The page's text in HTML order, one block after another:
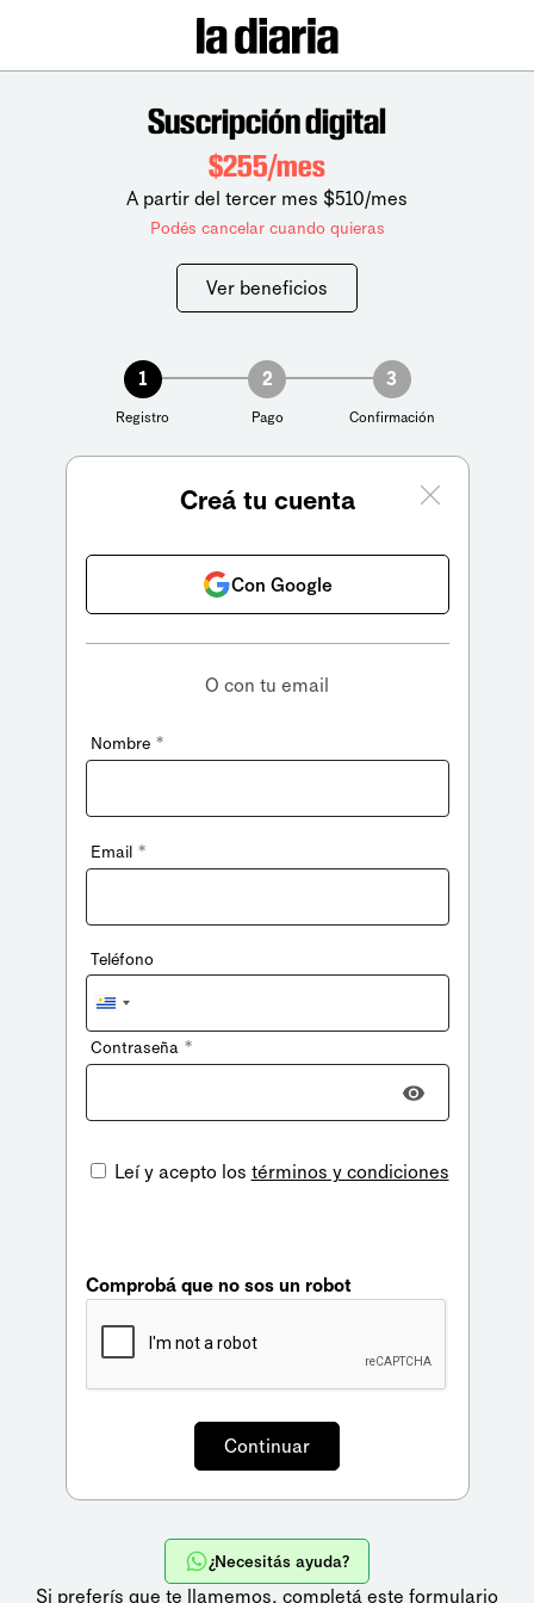
Suscripción digital
$255/mes
A partir del tercer mes $510/mes
Podés cancelar cuando quieras
Ver beneficios
1
Registro
2
Pago
3
Confirmación
Creá tu cuenta
Con Google
O con tu email
Nombre *
Email *
Teléfono
Uruguay
+598
Contraseña *
Leí y acepto los términos y condiciones
Comprobá que no sos un robot
¿Necesitás ayuda?
Si preferís que te llamemos, completá este formulario